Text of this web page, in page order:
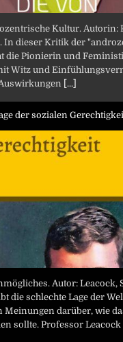
Kultur. Autorin:
In dieser Kritik der
die Pionierin und
Witz und
[...]
der sozialen
Autor: Leacock,
die schlechte Lage der
Meinungen darüber, wie
sollte. Professor